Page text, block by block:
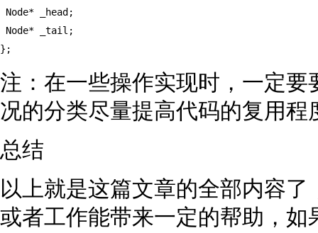
Node* _head;
Node* _tail;
};
注：在一些操作实现时，一定
况的分类尽量提高代码的复用程
总结
以上就是这篇文章的全部内容
或者工作能带来一定的帮助，